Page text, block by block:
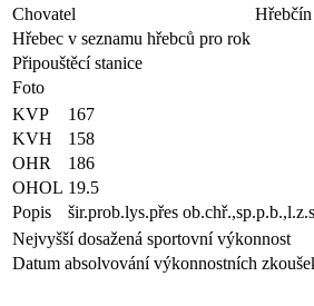
Chovatel
Hřebčín
Hřebec v seznamu hřebců pro rok
Připouštěcí stanice
Foto
KVP
167
KVH
158
OHR
186
OHOL 19.5
Popis
šir.prob.lys.přes
Nejvyšší dosažená sportovní výkonnost
Datum absolvování výkonnostních